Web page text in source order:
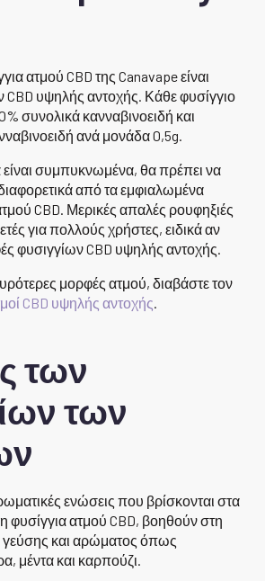
ατμού CBD της Canavape είναι
υψηλής αντοχής. Κάθε φυσίγγιο
συνολικά κανναβινοειδή και
ανά μονάδα 0,5g.
είναι συμπυκνωμένα, θα πρέπει να
από τα εμφιαλωμένα
CBD. Μερικές απαλές ρουφηξιές
για πολλούς χρήστες, ειδικά αν
φυσιγγίων CBD υψηλής αντοχής.
μορφές ατμού, διαβάστε τον
CBD υψηλής αντοχής
των
των
ενώσεις που βρίσκονται στα
φυσίγγια ατμού CBD, βοηθούν στη
γεύσης και αρώματος όπως
μέντα και καρπούζι.